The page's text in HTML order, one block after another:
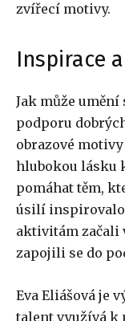
zvířecí motivy.
Inspirace
Jak může
podporu
obrazové
hlubokou lásku
pomáhat těm,
úsilí
aktivitám začali
zapojili se do
Eva Eliášová je
talent využívá k